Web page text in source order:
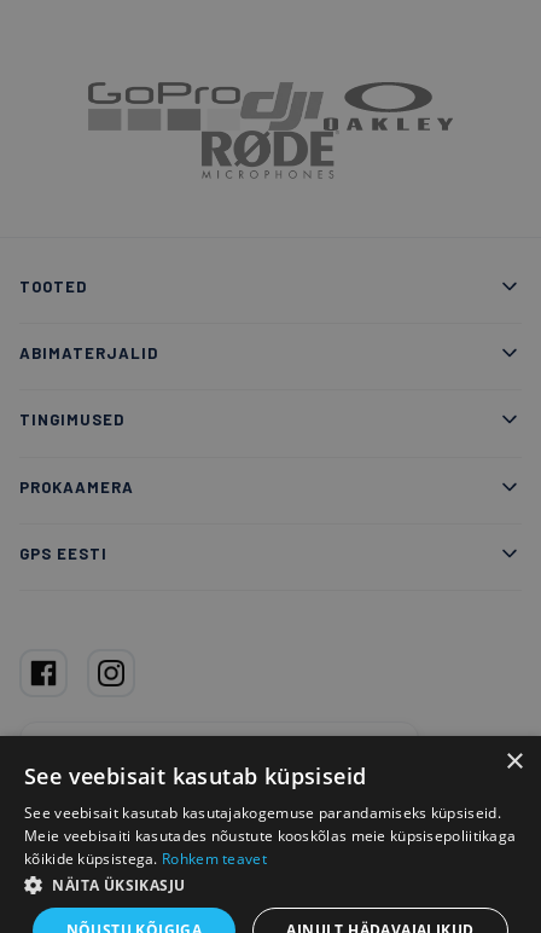
TOOTED
ABIMATERJALID
TINGIMUSED
PROKAAMERA
GPS EESTI
GPS EESTI OÜ © 2007 - 2026 | Pärnu mnt. 110, 11313 Tallinn
abi@gpseesti.ee | Lehekülje sisu kopeerimine ilma loata keelatud
4,7 ★★★★★ 738 arvustust
×
See veebisait kasutab küpsiseid
See veebisait kasutab kasutajakogemuse parandamiseks küpsiseid.
Meie veebisaiti kasutades nõustute kooskõlas meie küpsisepoliitikaga
kõikide küpsistega. Rohkem teavet
NÄITA ÜKSIKASJU